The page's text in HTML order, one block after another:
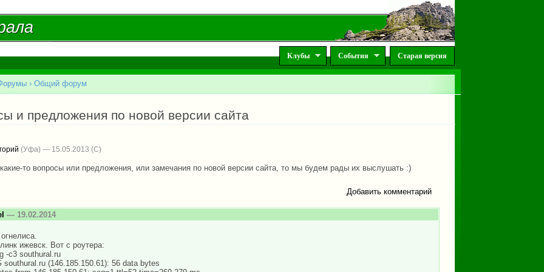
Клубы События Старая версия
› Общий форум
и предложения по новой версии сайта
(Уфа) — 15.05.2013
то вопросы или предложения, или замечания по новой версии сайта, то мы будем рады их выслушать :)
Добавить комментарий
— 19.02.2014
ижевск. Вот с роутера:
-c3 southural.ru
southural.ru (146.185.150.61): 56 data bytes